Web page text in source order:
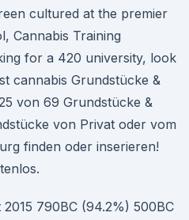
cultured at the premier
Cannabis Training
for a 420 university, look
cannabis Grundstücke &
von 69 Grundstücke &
von Privat oder vom
finden oder inserieren!
790BC (94.2%) 500BC